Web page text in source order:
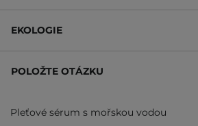
EKOLOGIE
POLOŽTE OTÁZKU
Pleťové sérum s mořskou vodou